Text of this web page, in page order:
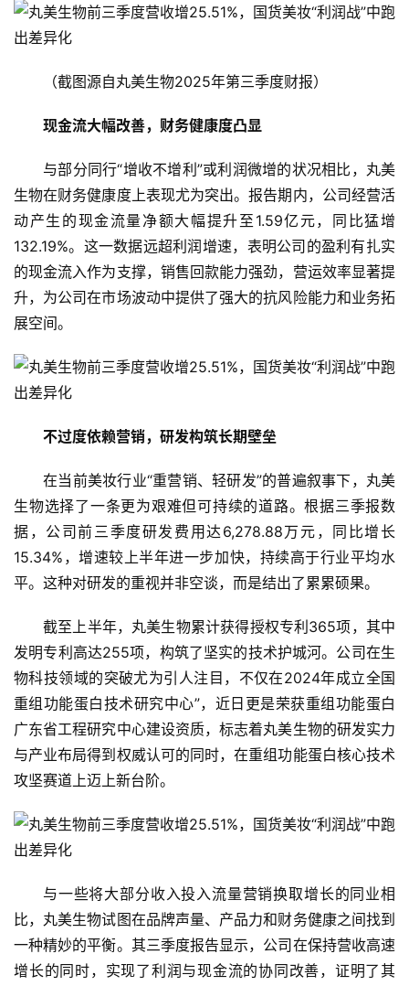
（截图源自丸美生物2025年第三季度财报）
现金流大幅改善，财务健康度凸显
与部分同行“增收不增利”或利润微增的状况相比，丸美
生物在财务健康度上表现尤为突出。报告期内，公司经营活
动产生的现金流量净额大幅提升至1.59亿元，同比猛增
132.19%。这一数据远超利润增速，表明公司的盈利有扎实
的现金流入作为支撑，销售回款能力强劲，营运效率显著提
升，为公司在市场波动中提供了强大的抗风险能力和业务拓
展空间。
不过度依赖营销，研发构筑长期壁垒
在当前美妆行业“重营销、轻研发”的普遍叙事下，丸美
生物选择了一条更为艰难但可持续的道路。根据三季报数
据，公司前三季度研发费用达6,278.88万元，同比增长
15.34%，增速较上半年进一步加快，持续高于行业平均水
平。这种对研发的重视并非空谈，而是结出了累累硕果。
截至上半年，丸美生物累计获得授权专利365项，其中
发明专利高达255项，构筑了坚实的技术护城河。公司在生
物科技领域的突破尤为引人注目，不仅在2024年成立全国
重组功能蛋白技术研究中心”，近日更是荣获重组功能蛋白
广东省工程研究中心建设资质，标志着丸美生物的研发实力
与产业布局得到权威认可的同时，在重组功能蛋白核心技术
攻坚赛道上迈上新台阶。
与一些将大部分收入投入流量营销换取增长的同业相
比，丸美生物试图在品牌声量、产品力和财务健康之间找到
一种精妙的平衡。其三季度报告显示，公司在保持营收高速
增长的同时，实现了利润与现金流的协同改善，证明了其